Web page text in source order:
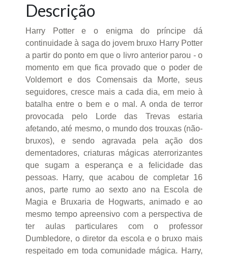
Descrição
Harry Potter e o enigma do príncipe dá
continuidade à saga do jovem bruxo Harry Potter
a partir do ponto em que o livro anterior parou - o
momento em que fica provado que o poder de
Voldemort e dos Comensais da Morte, seus
seguidores, cresce mais a cada dia, em meio à
batalha entre o bem e o mal. A onda de terror
provocada pelo Lorde das Trevas estaria
afetando, até mesmo, o mundo dos trouxas (não-
bruxos), e sendo agravada pela ação dos
dementadores, criaturas mágicas aterrorizantes
que sugam a esperança e a felicidade das
pessoas. Harry, que acabou de completar 16
anos, parte rumo ao sexto ano na Escola de
Magia e Bruxaria de Hogwarts, animado e ao
mesmo tempo apreensivo com a perspectiva de
ter aulas particulares com o professor
Dumbledore, o diretor da escola e o bruxo mais
respeitado em toda comunidade mágica. Harry,